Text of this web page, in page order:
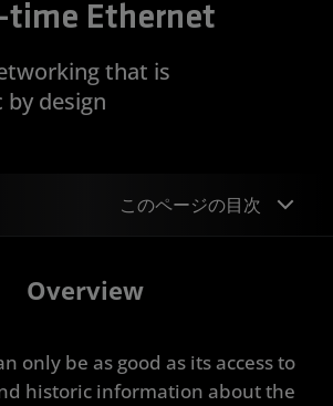
time Ethernet
that is
design
このページの目次
Get Started
Overview
only be as good as its access to
historic information about the